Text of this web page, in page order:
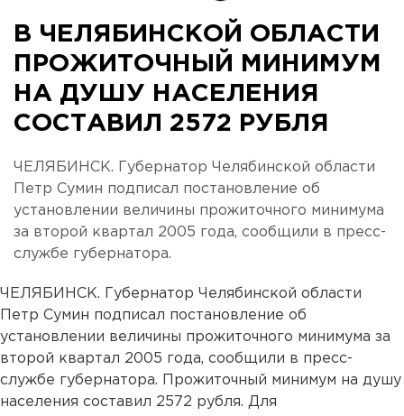
В ЧЕЛЯБИНСКОЙ ОБЛАСТИ
ПРОЖИТОЧНЫЙ МИНИМУМ
НА ДУШУ НАСЕЛЕНИЯ
СОСТАВИЛ 2572 РУБЛЯ
ЧЕЛЯБИНСК. Губернатор Челябинской области
Петр Сумин подписал постановление об
установлении величины прожиточного минимума
за второй квартал 2005 года, сообщили в пресс-
службе губернатора.
ЧЕЛЯБИНСК. Губернатор Челябинской области
Петр Сумин подписал постановление об
установлении величины прожиточного минимума за
второй квартал 2005 года, сообщили в пресс-
службе губернатора. Прожиточный минимум на душу
населения составил 2572 рубля. Для